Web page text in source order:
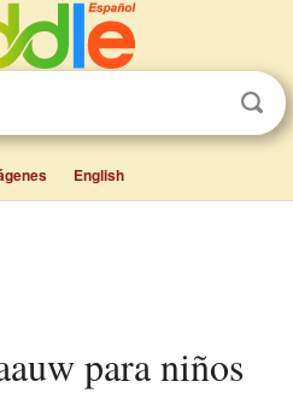
English
para niños